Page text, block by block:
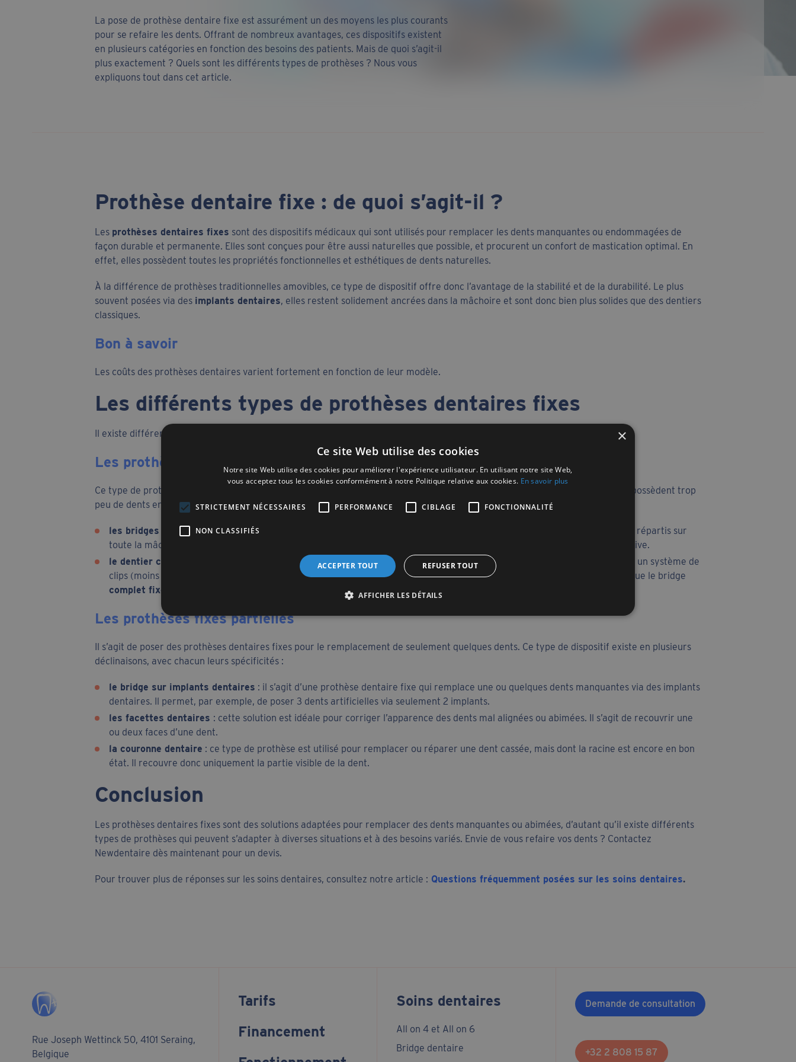
Technique PRF et implant
La pose de prothèse dentaire fixe est assurément un des moyens les plus courants
pour se refaire les dents. Offrant de nombreux avantages, ces dispositifs existent
en plusieurs catégories en fonction des besoins des patients. Mais de quoi s’agit-il
plus exactement ? Quels sont les différents types de prothèses ? Nous vous
expliquons tout dans cet article.
Prothèse dentaire fixe : de quoi s’agit-il ?
Les prothèses dentaires fixes sont des dispositifs médicaux qui sont utilisés pour remplacer les dents manquantes ou endommagées de
façon durable et permanente. Elles sont conçues pour être aussi naturelles que possible, et procurent un confort de mastication optimal. En
effet, elles possèdent toutes les propriétés fonctionnelles et esthétiques de dents naturelles.
À la différence de prothèses traditionnelles amovibles, ce type de dispositif offre donc l’avantage de la stabilité et de la durabilité. Le plus
souvent posées via des implants dentaires, elles restent solidement ancrées dans la mâchoire et sont donc bien plus solides que des dentiers
classiques.
Bon à savoir
Les coûts des prothèses dentaires varient fortement en fonction de leur modèle.
Les différents types de prothèses dentaires fixes
Il existe différents types de prothèses dentaires fixes
Les prothèses fixes pour mâchoire complète
Ce type de prothèse est conçu pour remplacer toutes les dents de la mâchoire. Il est indiqué chez les patients édentés ou qui possèdent trop
peu de dents en bon état. Deux principales solutions de prothèses fixes pour mâchoire complèteexistent :
les bridges complets fixés sur implant
(all on 4 ou all on 6) : cela consiste à poser un bridge complet sur 4 ou 6 implants répartis sur
toute la mâchoire. Il s’agit d’une solution permanente, qui ne requiert pas l’utilisation d’aucun faux palais ou de fausse gencive.
le dentier clipsé sur
: c’est une option semi-fixe qui consiste à poser une prothèse en résine sur des implants via un système de
clips (moins intrusif). Il implique l’utilisation de fausses gencives et de faux palais. Notez qu’il est plus facilement amovible que le bridge
complet fixé sur implants.
Les prothèses fixes partielles
Il s’agit de poser des prothèses dentaires fixes pour le remplacement de seulement quelques dents. Ce type de dispositif existe en plusieurs
déclinaisons, avec chacun leurs spécificités :
le bridge sur implants dentaires : il s’agit d’une prothèse dentaire fixe qui remplace une ou quelques dents manquantes via des implants
dentaires. Il permet, par exemple, de poser 3 dents artificielles via seulement 2 implants.
les facettes dentaires : cette solution est idéale pour corriger l’apparence des dents mal alignées ou abimées. Il s’agit de recouvrir une
ou deux faces d’une dent.
la couronne dentaire : ce type de prothèse est utilisé pour remplacer ou réparer une dent cassée, mais dont la racine est encore en bon
état. Il recouvre donc uniquement la partie visible de la dent.
Conclusion
Les prothèses dentaires fixes sont des solutions adaptées pour remplacer des dents manquantes ou abimées, d’autant qu’il existe différents
types de prothèses qui peuvent s’adapter à diverses situations et à des besoins variés. Envie de vous refaire vos dents ? Contactez
Newdentaire dès maintenant pour un devis.
Pour trouver plus de réponses sur les soins dentaires, consultez notre article : Questions fréquemment posées sur les soins dentaires.
Rue Joseph Wettinck 50, 4101 Seraing,
Belgique
Tarifs
Financement
Soins dentaires
All on 4 et All on 6
Bridge dentaire
Demande de consultation
+32 2 808 15 87
×
Ce site Web utilise des cookies
Notre site Web utilise des cookies pour améliorer l'expérience utilisateur. En utilisant notre site Web,
vous acceptez tous les cookies conformément à notre Politique relative aux cookies. En savoir plus
STRICTEMENT NÉCESSAIRES PERFORMANCE CIBLAGE FONCTIONNALITÉ
NON CLASSIFIÉS
ACCEPTER TOUT REFUSER TOUT
AFFICHER LES DÉTAILS